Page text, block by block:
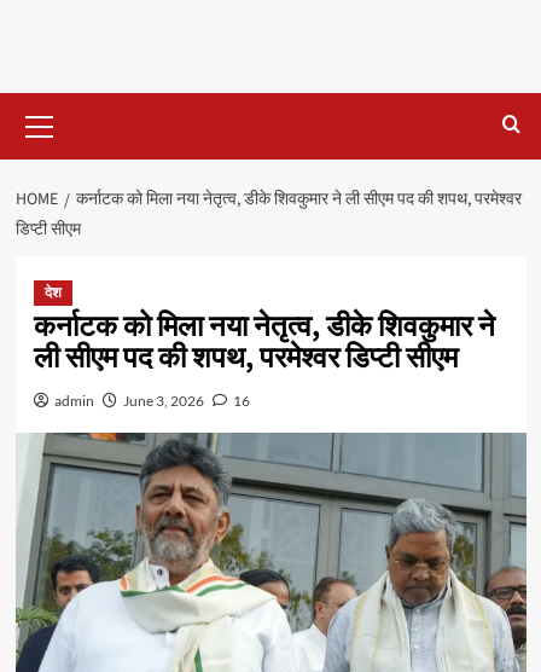
Menu
HOME
कर्नाटक को मिला नया नेतृत्व, डीके शिवकुमार ने ली सीएम पद की शपथ, परमेश्वर
डिप्टी सीएम
देश
कर्नाटक को मिला नया नेतृत्व, डीके शिवकुमार ने
ली सीएम पद की शपथ, परमेश्वर डिप्टी सीएम
admin June 3, 2026 16